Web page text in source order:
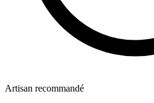
Artisan recommandé